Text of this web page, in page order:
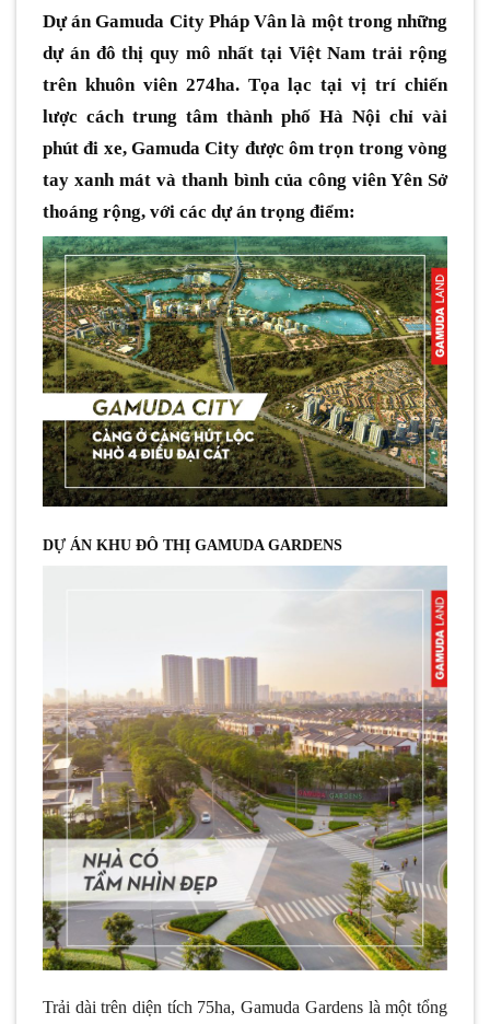
Dự án Gamuda City Pháp Vân là một trong những
dự án đô thị quy mô nhất tại Việt Nam trải rộng
trên khuôn viên 274ha. Tọa lạc tại vị trí chiến
lược cách trung tâm thành phố Hà Nội chỉ vài
phút đi xe, Gamuda City được ôm trọn trong vòng
tay xanh mát và thanh bình của công viên Yên Sở
thoáng rộng, với các dự án trọng điểm:
DỰ ÁN KHU ĐÔ THỊ GAMUDA GARDENS
Trải dài trên diện tích 75ha, Gamuda Gardens là một tổng